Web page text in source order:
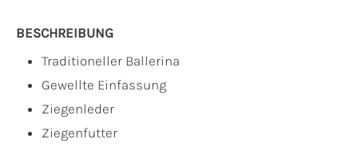
BESCHREIBUNG
Traditioneller Ballerina
Gewellte Einfassung
Ziegenleder
Ziegenfutter